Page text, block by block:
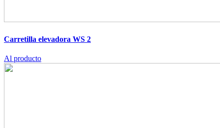
Carretilla elevadora WS 2
Al producto